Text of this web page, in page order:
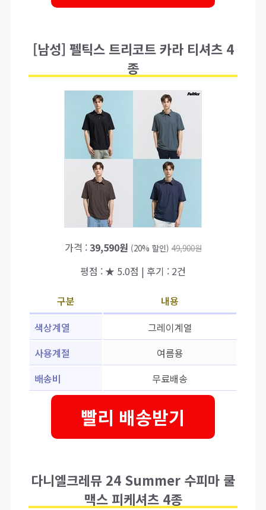
[남성] 펠틱스 트리코트 카라 티셔츠 4
종
가격 :39,590원 (20% 할인) 49,900원
평점 : ★ 5.0점 | 후기 : 2건
구분
내용
색상계열
그레이계열
사용계절
여름용
배송비
무료배송
빨리 배송받기
다니엘크레뮤 24 Summer 수피마 쿨
맥스 피케셔츠 4종